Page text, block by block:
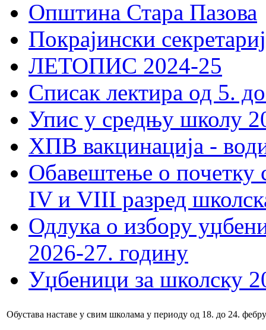
Општина Стара Пазова
Покрајински
ЛЕТОПИС 2024-25
Списак лектира од 5.
Упис у средњу школу
ХПВ вакцинација -
Обавештење о почетку
IV и VIII разред
Одлука о избору
2026-27. годину
Уџбеници за школску
Обустава наставе у свим школама у периоду од 18. до 24.